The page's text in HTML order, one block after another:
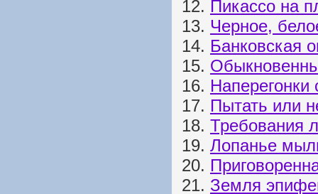
12. Пикассо на
13. Черное,
14. Банковская
15.
16. Наперегонки
17. Пытать или
18. Требования
19. Лопанье
20.
21. Земля